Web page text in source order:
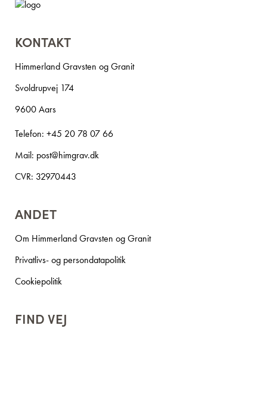
KONTAKT
Himmerland Gravsten og Granit
Svoldrupvej 174
9600 Aars
Telefon: +45 20 78 07 66
Mail: post@himgrav.dk
CVR: 32970443
ANDET
Om Himmerland Gravsten og Granit
Privatlivs- og persondatapolitik
Cookiepolitik
FIND VEJ